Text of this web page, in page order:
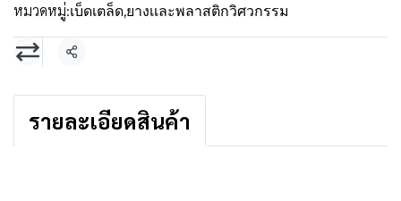
หมวดหมู่:เบ็ดเตล็ด,ยางเเละพลาสติกวิศวกรรม
แชร์
รายละเอียดสินค้า